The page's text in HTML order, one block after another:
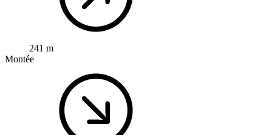
241 m
Montée